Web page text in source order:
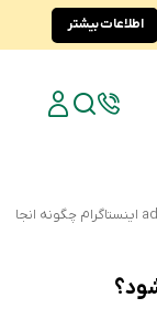
اطلاعات بیشتر